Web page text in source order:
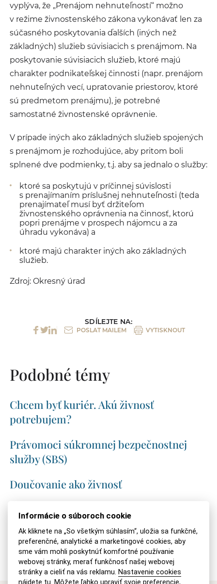
vyplýva, že „Prenájom nehnuteľností“ možno
v režime živnostenského zákona vykonávať len za
súčasného poskytovania ďalších (iných než
základných) služieb súvisiacich s prenájmom. Na
poskytovanie súvisiacich služieb, ktoré majú
charakter podnikateľskej činnosti (napr. prenájom
nehnuteľných vecí, upratovanie priestorov, ktoré
sú predmetom prenájmu), je potrebné
samostatné živnostenské oprávnenie.
V prípade iných ako základných služieb spojených
s prenájmom je rozhodujúce, aby pritom boli
splnené dve podmienky, t.j. aby sa jednalo o služby:
ktoré sa poskytujú v príčinnej súvislosti
s prenajímaním príslušnej nehnuteľnosti (teda
prenajímateľ musí byť držiteľom
živnostenského oprávnenia na činnosť, ktorú
popri prenájme v prospech nájomcu a za
úhradu vykonáva) a
ktoré majú charakter iných ako základných
služieb.
Zdroj: Okresný úrad
SDÍLEJTE NA:
POSLAT MAILEM VYTISKNOUT
Podobné témy
Chcem byť kuriér. Akú živnosť
potrebujem?
Právomoci súkromnej bezpečnostnej
služby (SBS)
Doučovanie ako živnosť
Ako si založiť kaderníctvo?
Ako založiť chovateľskú stanicu?
Informácie o súboroch cookie
Ak kliknete na „So všetkým súhlasím“, uložia sa funkčné,
preferenčné, analytické a marketingové cookies, aby
sme vám mohli poskytnúť komfortné používanie
webovej stránky, merať funkčnosť našej webovej
stránky a cieliť na vás reklamu. Nastavenie cookies
nájdete tu . Môžete ľahko upraviť svoje preferencie,